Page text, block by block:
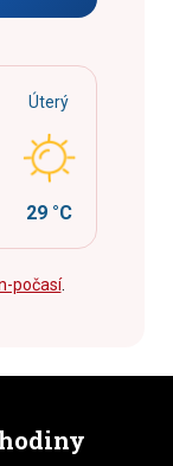
Úterý
29 °C
počasí.